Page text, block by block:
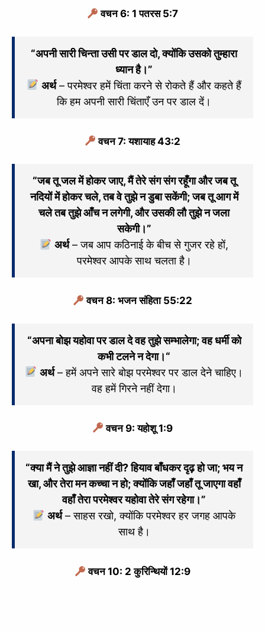
वचन 6: 1 पतरस 5:7
“अपनी सारी चिन्ता उसी पर डाल दो, क्योंकि उसको तुम्हारा
ध्यान है।”
अर्थ– परमेश्वर हमें चिंता करने से रोकते हैं और कहते हैं
कि हम अपनी सारी चिंताएँ उन पर डाल दें।
वचन 7: यशायाह 43:2
“जब तू जल में होकर जाए, मैं तेरे संग संग रहूँगा और जब तू
नदियों में होकर चले, तब वे तुझे न डुबा सकेंगी; जब तू आग में
चले तब तुझे आँच न लगेगी, और उसकी लौ तुझे न जला
सकेगी।”
अर्थ– जब आप कठिनाई के बीच से गुजर रहे हों,
परमेश्वर आपके साथ चलता है।
वचन 8: भजन संहिता 55:22
“अपना बोझ यहोवा पर डाल दे वहतुझे सम्भालेगा;वह धर्मी को
कभी टलने न देगा।“
अर्थ– हमें अपने सारे बोझ परमेश्वर पर डाल देने चाहिए।
वह हमें गिरने नहीं देगा।
वचन 9: यहोशू 1:9
“क्या मैं ने तुझे आज्ञा नहीं दी? हियाव बाँधकर दृढ़ हो जा; भय न
खा, और तेरा मन कच्‍चा न हो; क्योंकि जहाँ जहाँ तू जाएगा वहाँ
वहाँ तेरा परमेश्‍वर यहोवा तेरे संग रहेगा।”
अर्थ– साहस रखो, क्योंकि परमेश्वर हर जगह आपके
साथ है।
वचन 10: 2 कुरिन्थियों 12:9